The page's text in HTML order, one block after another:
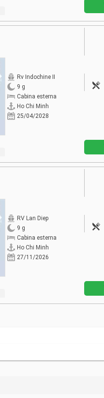
Rv Indochine II
9 g
Cabina esterna
Ho Chi Minh
25/04/2028
RV Lan Diep
9 g
Cabina esterna
Ho Chi Minh
27/11/2026